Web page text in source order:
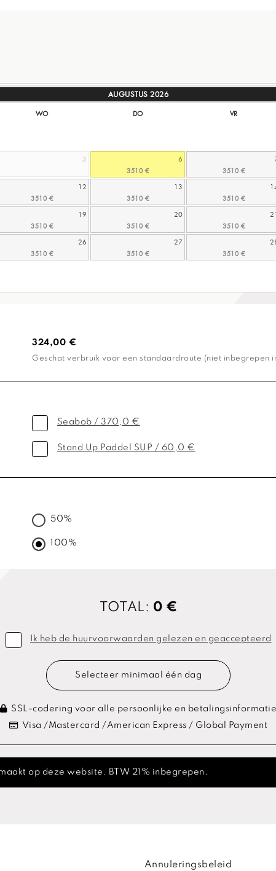
AUGUSTUS 2026
WO DO VR
5 6
12 13
19 20
26 27
324,00 €
Geschat verbruik voor een standaardroute (niet inbegrepen
Seabob / 370,0 €
Stand Up Paddel SUP / 60,0 €
50%
100%
TOTAL: 0 €
Ik heb de huurvoorwaarden gelezen en geaccepteerd
Selecteer minimaal één dag
SSL-codering voor alle persoonlijke en
Visa /Mastercard /American Express / Global Payment
op deze website. BTW 21% inbegrepen.
Annuleringsbeleid